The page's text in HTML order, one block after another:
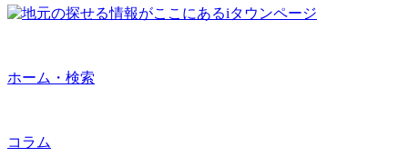
ホーム・検索
コラム